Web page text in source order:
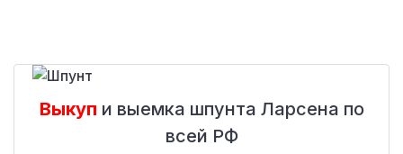
Выкуп и выемка шпунта Ларсена по
всей РФ